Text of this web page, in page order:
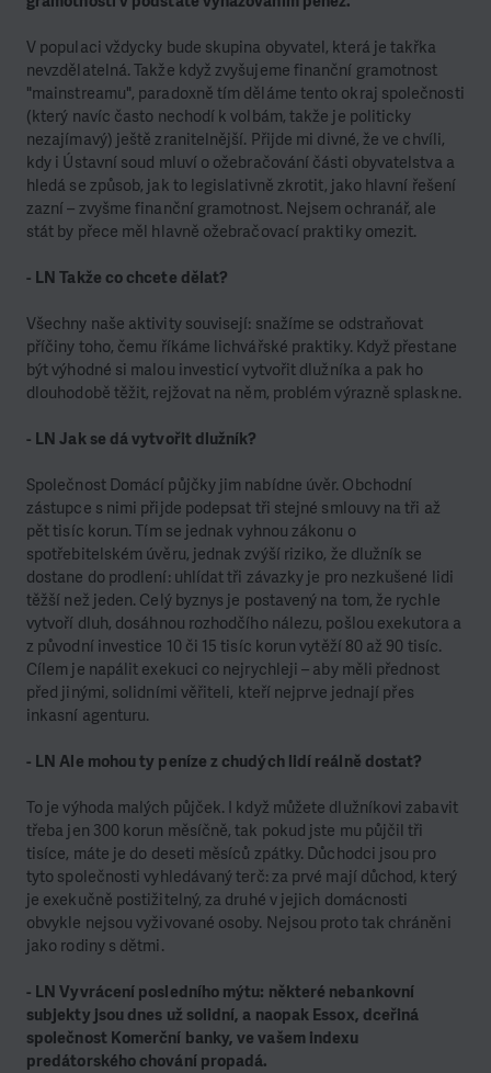
V populaci vždycky bude skupina obyvatel, která je takřka
nevzdělatelná. Takže když zvyšujeme finanční gramotnost
"mainstreamu", paradoxně tím děláme tento okraj společnosti
(který navíc často nechodí k volbám, takže je politicky
nezajímavý) ještě zranitelnější. Přijde mi divné, že ve chvíli,
kdy i Ústavní soud mluví o ožebračování části obyvatelstva a
hledá se způsob, jak to legislativně zkrotit, jako hlavní řešení
zazní – zvyšme finanční gramotnost. Nejsem ochranář, ale
stát by přece měl hlavně ožebračovací praktiky omezit.
- LN Takže co chcete dělat?
Všechny naše aktivity souvisejí: snažíme se odstraňovat
příčiny toho, čemu říkáme lichvářské praktiky. Když přestane
být výhodné si malou investicí vytvořit dlužníka a pak ho
dlouhodobě těžit, rejžovat na něm, problém výrazně splaskne.
- LN Jak se dá vytvořit dlužník?
Společnost Domácí půjčky jim nabídne úvěr. Obchodní
zástupce s nimi přijde podepsat tři stejné smlouvy na tři až
pět tisíc korun. Tím se jednak vyhnou zákonu o
spotřebitelském úvěru, jednak zvýší riziko, že dlužník se
dostane do prodlení: uhlídat tři závazky je pro nezkušené lidi
těžší než jeden. Celý byznys je postavený na tom, že rychle
vytvoří dluh, dosáhnou rozhodčího nálezu, pošlou exekutora a
z původní investice 10 či 15 tisíc korun vytěží 80 až 90 tisíc.
Cílem je napálit exekuci co nejrychleji – aby měli přednost
před jinými, solidními věřiteli, kteří nejprve jednají přes
inkasní agenturu.
- LN Ale mohou ty peníze z chudých lidí reálně dostat?
To je výhoda malých půjček. I když můžete dlužníkovi zabavit
třeba jen 300 korun měsíčně, tak pokud jste mu půjčil tři
tisíce, máte je do deseti měsíců zpátky. Důchodci jsou pro
tyto společnosti vyhledávaný terč: za prvé mají důchod, který
je exekučně postižitelný, za druhé v jejich domácnosti
obvykle nejsou vyživované osoby. Nejsou proto tak chráněni
jako rodiny s dětmi.
- LN Vyvrácení posledního mýtu: některé nebankovní
subjekty jsou dnes už solidní, a naopak Essox, dceřiná
společnost Komerční banky, ve vašem indexu
predátorského chování propadá.